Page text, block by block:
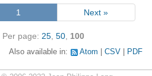
1 Next »
Per page: 25 50 100
Also available in: Atom CSV PDF